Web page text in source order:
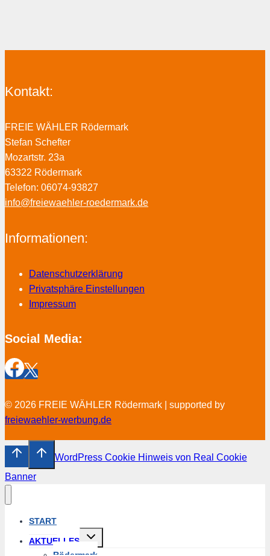
Kontakt:
FREIE WÄHLER Rödermark
Stefan Schefter
Mozartstr. 23a
63322 Rödermark
Telefon: 06074-93827
info@freiewaehler-roedermark.de
Informationen:
Datenschutzerklärung
Privatsphäre Einstellungen
Impressum
Social Media:
© 2026 FREIE WÄHLER Rödermark | supported by
freiewaehler-werbung.de
WordPress Cookie Hinweis von Real Cookie
Banner
START
AKTUELLES
Untermenü